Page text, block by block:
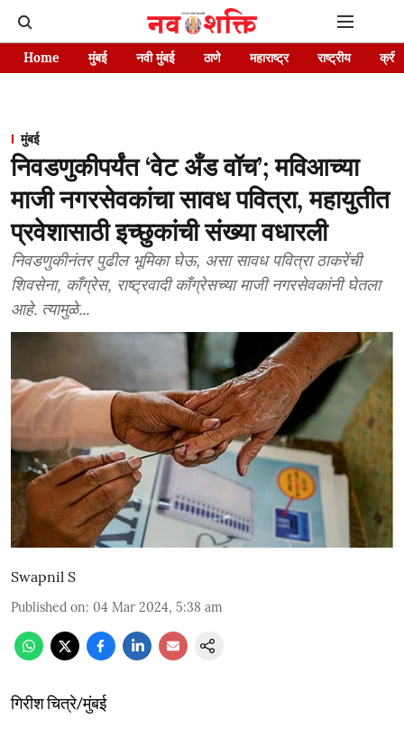
Home मुंबई नवी मुंबई ठाणे महाराष्ट्र राष्ट्रीय
मुंबई
निवडणुकीपर्यंत ‘वेट अँड वॉच’; मविआच्या
माजी नगरसेवकांचा सावध पवित्रा, महायुतीत
प्रवेशासाठी इच्छुकांची संख्या वधारली
निवडणुकीनंतर पुढील भूमिका घेऊ, असा सावध पवित्रा ठाकरेंची
शिवसेना, काँग्रेस, राष्ट्रवादी काँग्रेसच्या माजी नगरसेवकांनी घेतला
आहे. त्यामुळे...
Swapnil S
Published on: 04 Mar 2024, 5:38 am
गिरीश चित्रे/मुंबई